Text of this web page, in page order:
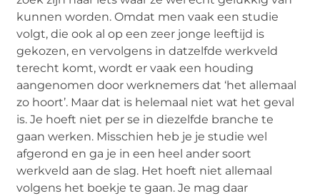
kunnen worden. Omdat men vaak een studie
volgt, die ook al op een zeer jonge leeftijd is
gekozen, en vervolgens in datzelfde werkveld
terecht komt, wordt er vaak een houding
aangenomen door werknemers dat ‘het allemaal
zo hoort’. Maar dat is helemaal niet wat het geval
is. Je hoeft niet per se in diezelfde branche te
gaan werken. Misschien heb je je studie wel
afgerond en ga je in een heel ander soort
werkveld aan de slag. Het hoeft niet allemaal
volgens het boekje te gaan. Je mag daar